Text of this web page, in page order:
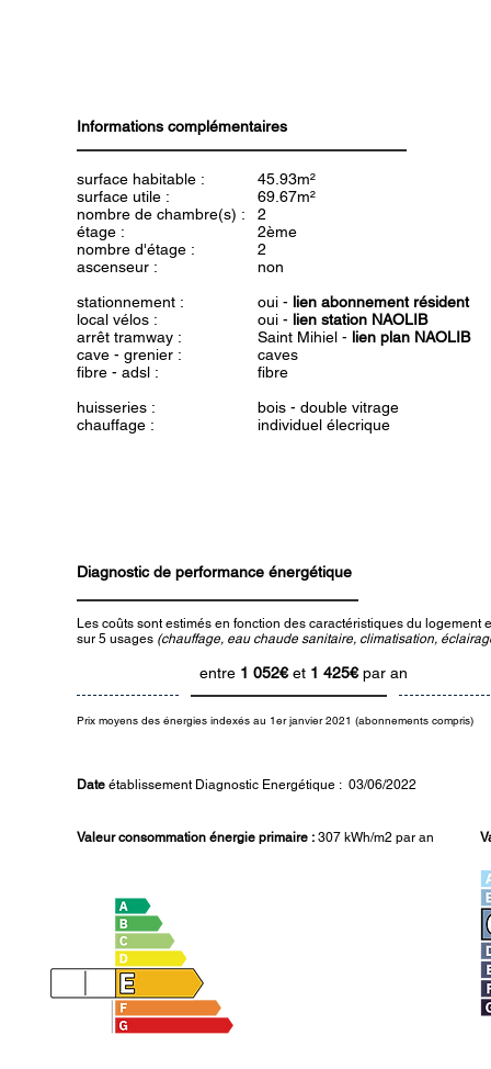
Informations complémentaires
surface habitable :
surface utile :
nombre de chambre(s) :
étage :
nombre d'étage :
ascenseur :
stationnement :
local vélos :
arrêt tramway :
cave - grenier :
fibre - adsl :
huisseries :
chauffage :
45.93m²
69.67m²
2
2ème
2
non
oui - lien abonnement résident
oui - lien station NAOLIB
Saint Mihiel - lien plan NAOLIB
caves
fibre
bois - double vitrage
individuel élecrique
Diagnostic de performance énergétique
Les coûts sont estimés en fonction des caractéristiques du logement
sur 5 usages (chauffage, eau chaude sanitaire, climatisation,
entre 1 052€et 1 425€par an
Prix moyens des énergies indexés au 1er janvier 2021 (abonnements compris)
Date établissement Diagnostic Energétique : 03/06/2022
Valeur consommation énergie primaire : 307 kWh/m2 par an